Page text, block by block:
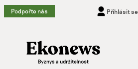
Přeskočit
na
Podpořte nás Přihlásit se